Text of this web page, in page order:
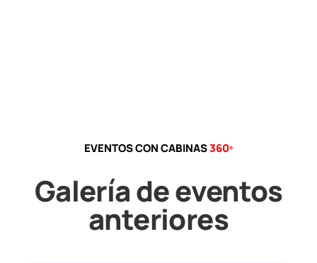
EVENTOS CON CABINAS360º
Galería de eventos
anteriores